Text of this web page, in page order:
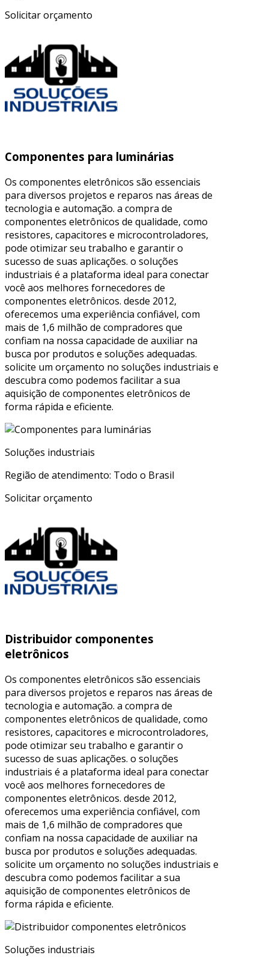
Solicitar orçamento
Componentes para luminárias
Os componentes eletrônicos são essenciais
para diversos projetos e reparos nas áreas de
tecnologia e automação. a compra de
componentes eletrônicos de qualidade, como
resistores, capacitores e microcontroladores,
pode otimizar seu trabalho e garantir o
sucesso de suas aplicações. o soluções
industriais é a plataforma ideal para conectar
você aos melhores fornecedores de
componentes eletrônicos. desde 2012,
oferecemos uma experiência confiável, com
mais de 1,6 milhão de compradores que
confiam na nossa capacidade de auxiliar na
busca por produtos e soluções adequadas.
solicite um orçamento no soluções industriais e
descubra como podemos facilitar a sua
aquisição de componentes eletrônicos de
forma rápida e eficiente.
Soluções industriais
Região de atendimento: Todo o Brasil
Solicitar orçamento
Distribuidor componentes
eletrônicos
Os componentes eletrônicos são essenciais
para diversos projetos e reparos nas áreas de
tecnologia e automação. a compra de
componentes eletrônicos de qualidade, como
resistores, capacitores e microcontroladores,
pode otimizar seu trabalho e garantir o
sucesso de suas aplicações. o soluções
industriais é a plataforma ideal para conectar
você aos melhores fornecedores de
componentes eletrônicos. desde 2012,
oferecemos uma experiência confiável, com
mais de 1,6 milhão de compradores que
confiam na nossa capacidade de auxiliar na
busca por produtos e soluções adequadas.
solicite um orçamento no soluções industriais e
descubra como podemos facilitar a sua
aquisição de componentes eletrônicos de
forma rápida e eficiente.
Soluções industriais